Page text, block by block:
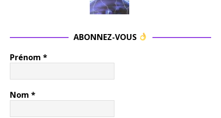
ABONNEZ-VOUS
Prénom *
Nom *